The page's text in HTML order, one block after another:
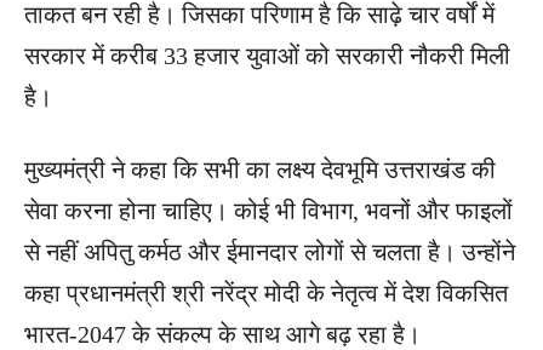
ताकत बन रही है। जिसका परिणाम है कि साढ़े चार वर्षों में
सरकार में करीब 33 हजार युवाओं को सरकारी नौकरी मिली
है।
मुख्यमंत्री ने कहा कि सभी का लक्ष्य देवभूमि उत्तराखंड की
सेवा करना होना चाहिए। कोई भी विभाग, भवनों और फाइलों
से नहीं अपितु कर्मठ और ईमानदार लोगों से चलता है। उन्होंने
कहा प्रधानमंत्री श्री नरेंद्र मोदी के नेतृत्व में देश विकसित
भारत-2047 के संकल्प के साथ आगे बढ़ रहा है।